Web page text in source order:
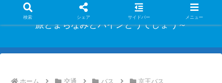
旅とまちなみとパインどうでしょう～
ホーム 交通 バス 京王バス
検索 シェア サイドバー メニュー